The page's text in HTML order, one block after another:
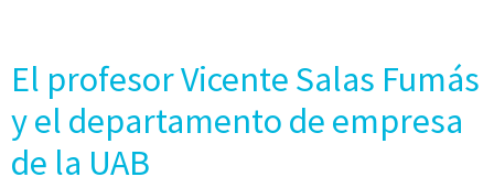
El profesor Vicente Salas Fumás
y el departamento de empresa
de la UAB